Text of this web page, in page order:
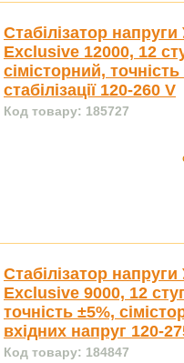
Стабілізатор
Exclusive 12000, 12
сімісторний,
стабілізації 120-260 V
Код товару: 185727
Стабілізатор
Exclusive 9000, 12
точність ±5%,
вхідних напруг 120-
Код товару: 184847